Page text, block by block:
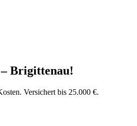
Brigittenau!
Versichert bis 25.000 €.